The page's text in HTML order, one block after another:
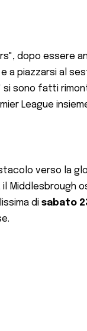
dopo essere
piazzarsi al
si sono fatti
League
verso la
il Middlesbrough
di sabato